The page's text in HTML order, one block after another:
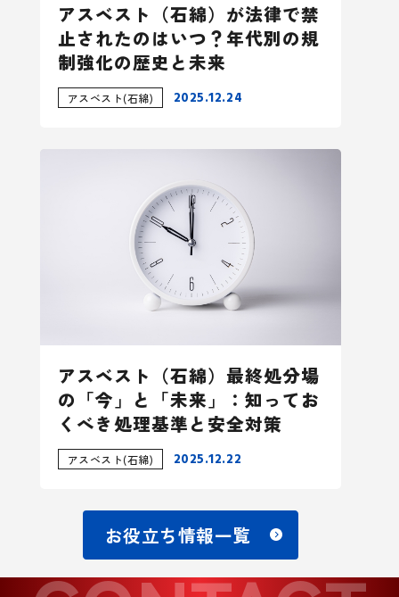
アスベスト（石綿）が法律で禁
止されたのはいつ？年代別の規
制強化の歴史と未来
アスベスト(石綿) 2025.12.24
アスベスト（石綿）最終処分場
の「今」と「未来」：知ってお
くべき処理基準と安全対策
アスベスト(石綿) 2025.12.22
お役立ち情報一覧